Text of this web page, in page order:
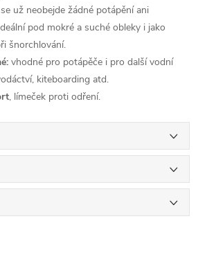
už neobejde žádné potápění ani
pod mokré a suché obleky i jako
šnorchlování.
vhodné pro potápěče i pro další vodní
kiteboarding atd.
, límeček proti odření.